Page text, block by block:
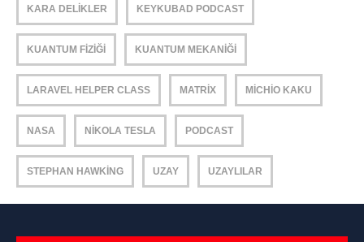
KARA DELIKLER KEYKUBAD PODCAST
KUANTUM FIZIĞI KUANTUM MEKANIĞI
LARAVEL HELPER CLASS MATRIX MICHIO KAKU
NASA NIKOLA TESLA PODCAST
STEPHAN HAWKING UZAY UZAYLILAR